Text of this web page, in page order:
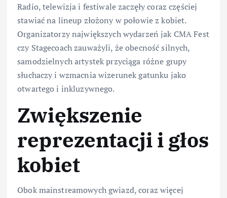
Radio, telewizja i festiwale zaczęły coraz częściej
stawiać na lineup złożony w połowie z kobiet.
Organizatorzy największych wydarzeń jak CMA Fest
czy Stagecoach zauważyli, że obecność silnych,
samodzielnych artystek przyciąga różne grupy
słuchaczy i wzmacnia wizerunek gatunku jako
otwartego i inkluzywnego.
Zwiększenie
reprezentacji i głos
kobiet
Obok mainstreamowych gwiazd, coraz więcej